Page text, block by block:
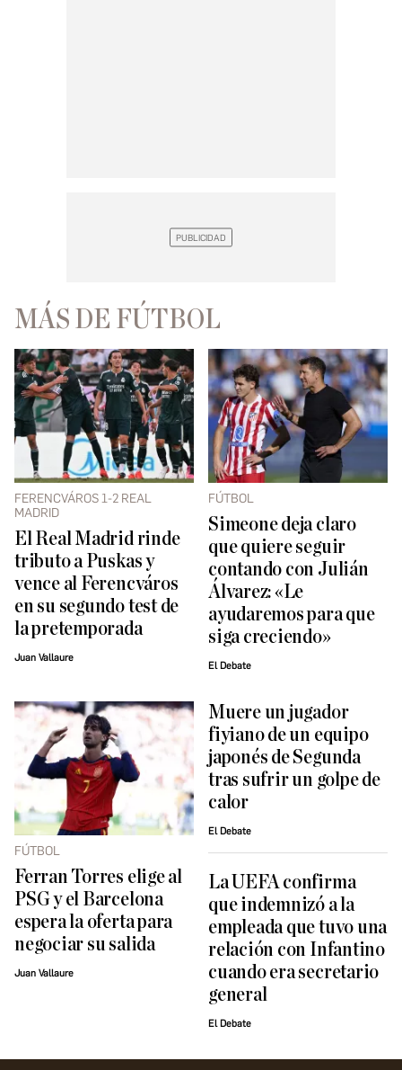
MÁS DE FÚTBOL
FERENCVÁROS 1-2 REAL
MADRID
El Real Madrid rinde
tributo a Puskas y
vence al Ferencváros
en su segundo test de
la pretemporada
Juan Vallaure
FÚTBOL
Simeone deja claro
que quiere seguir
contando con Julián
Álvarez: «Le
ayudaremos para que
siga creciendo»
El Debate
FÚTBOL
Ferran Torres elige al
PSG y el Barcelona
espera la oferta para
negociar su salida
Juan Vallaure
Muere un jugador
fiyiano de un equipo
japonés de Segunda
tras sufrir un golpe de
calor
El Debate
La UEFA confirma
que indemnizó a la
empleada que tuvo una
relación con Infantino
cuando era secretario
general
El Debate